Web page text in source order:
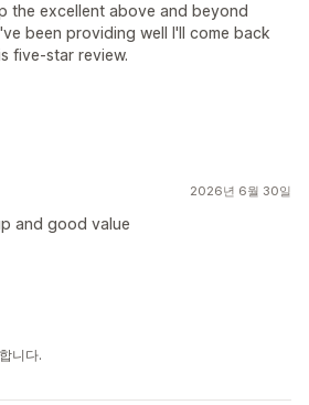
the excellent above and beyond
been providing well I'll come back
five-star review.
2026년 6월 30일
and good value
니다.